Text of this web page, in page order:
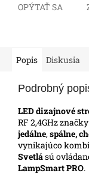
OPÝTAŤ SA
Popis Diskusia
Podrobný
LED dizajnové
RF 2,4GHz značky
jedálne,spálne,
vynikajúco
Svetlású
LampSmart PRO.